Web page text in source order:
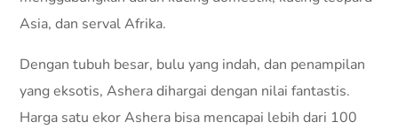
Asia, dan serval Afrika.
Dengan tubuh besar, bulu yang indah, dan penampilan
yang eksotis, Ashera dihargai dengan nilai fantastis.
Harga satu ekor Ashera bisa mencapai lebih dari 100